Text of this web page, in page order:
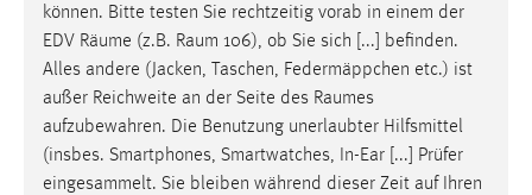
können. Bitte testen Sie rechtzeitig vorab in einem der
EDV Räume (z.B. Raum 106), ob Sie sich [...] befinden.
Alles andere (Jacken, Taschen, Federmäppchen etc.) ist
außer Reichweite an der Seite des Raumes
aufzubewahren. Die Benutzung unerlaubter Hilfsmittel
(insbes. Smartphones, Smartwatches, In-Ear [...] Prüfer
eingesammelt. Sie bleiben während dieser Zeit auf Ihren
Name:
_pk_ref, _pk_cvar, _pk_id, _pk_ses
Zweck:
Zugriffsstatistik
Cookie Laufzeit:
Max. 13 Monate